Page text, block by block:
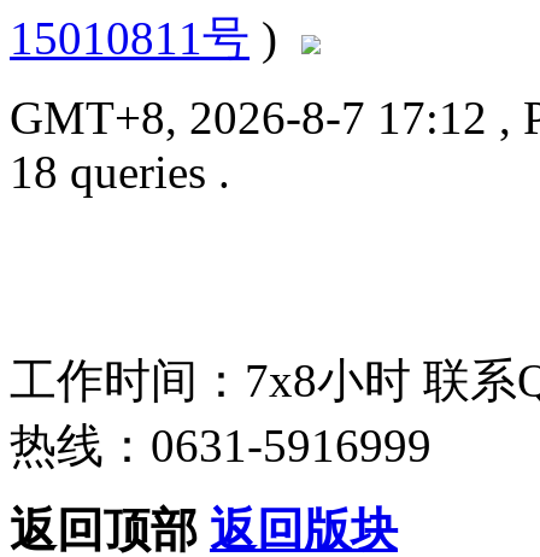
15010811号 )
GMT+8, 2026-8-7 17:12 ,
18 queries .
工作时间：7x8小时 联系
热线：0631-5916999
返回顶部 返回版块